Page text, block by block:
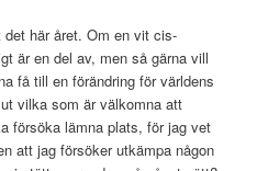
här året. Om en vit cis-
är en del av, men så gärna vill
få till en förändring för världens
vilka som är välkomna att
försöka lämna plats, för jag vet
att jag försöker utkämpa någon